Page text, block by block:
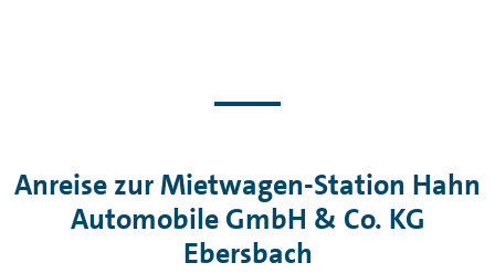
Anreise zur Mietwagen-Station Hahn
Automobile GmbH & Co. KG
Ebersbach